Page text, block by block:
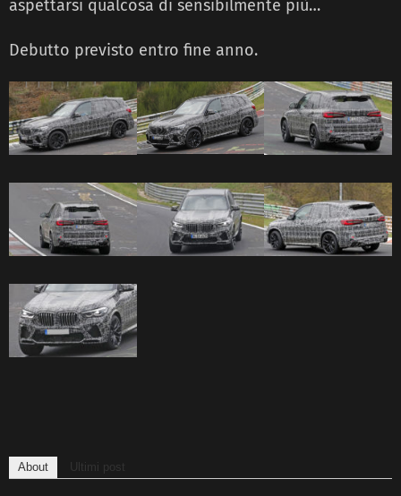
aspettarsi qualcosa di sensibilmente più…
Debutto previsto entro fine anno.
About Ultimi post